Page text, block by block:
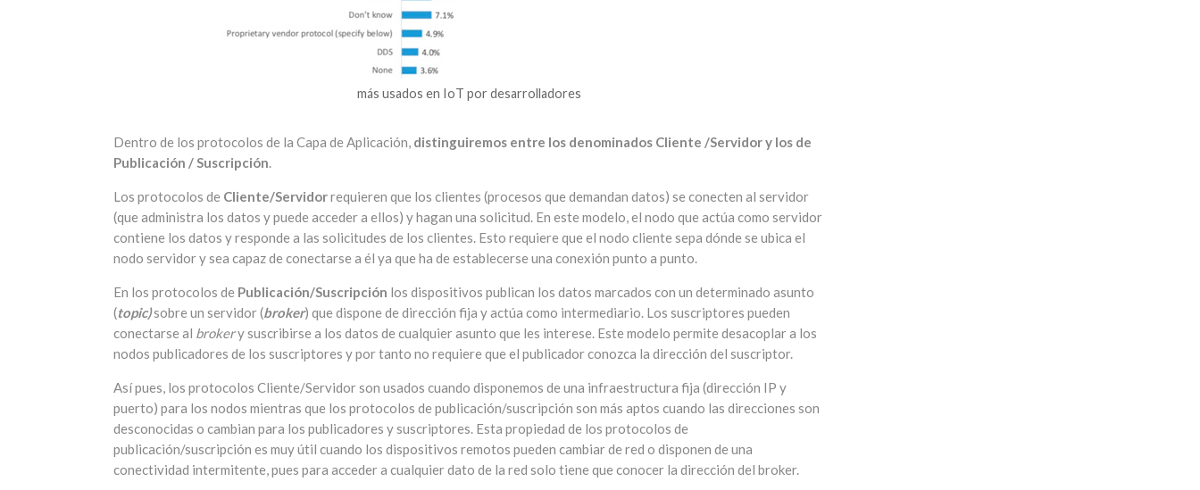
más usados en IoT por desarrolladores
Dentro de los protocolos de la Capa de Aplicación, distinguiremos entre los denominados Cliente /Servidor y los de
Publicación / Suscripción.
Los protocolos de Cliente/Servidorrequieren que los clientes (procesos que demandan datos) se conecten al servidor
(que administra los datos y puede acceder a ellos) y hagan una solicitud. En este modelo, el nodo que actúa como servidor
contiene los datos y responde a las solicitudes de los clientes. Esto requiere que el nodo cliente sepa dónde se ubica el
nodo servidor y sea capaz de conectarse a él ya que ha de establecerse una conexión punto a punto.
En los protocolos de Publicación/Suscripción los dispositivos publican los datos marcados con un determinado asunto
(topic)sobre un servidor (broker) que dispone de dirección fija y actúa como intermediario. Los suscriptores pueden
conectarse al brokery suscribirse a los datos de cualquier asunto que les interese. Este modelo permite desacoplar a los
nodos publicadores de los suscriptores y por tanto no requiere que el publicador conozca la dirección del suscriptor.
Así pues, los protocolos Cliente/Servidor son usados cuando disponemos de una infraestructura fija (dirección IP y
puerto) para los nodos mientras que los protocolos de publicación/suscripción son más aptos cuando las direcciones son
desconocidas o cambian para los publicadores y suscriptores. Esta propiedad de los protocolos de
publicación/suscripción es muy útil cuando los dispositivos remotos pueden cambiar de red o disponen de una
conectividad intermitente, pues para acceder a cualquier dato de la red solo tiene que conocer la dirección del broker.